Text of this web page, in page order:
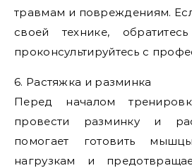
травмам и повреждениям.
своей технике,
проконсультируйтесь с
6. Растяжка и разминка
Перед началом
провести разминку и
помогает готовить
нагрузкам и